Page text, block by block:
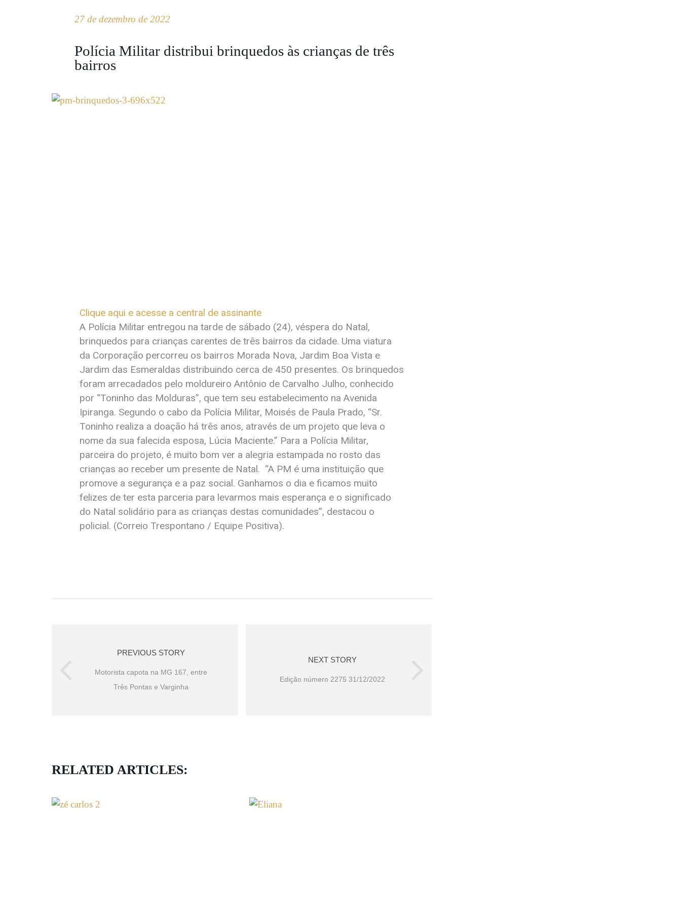
27 de dezembro de 2022
Polícia Militar distribui brinquedos às crianças de três
bairros
Clique aqui e acesse a central de assinante
A Polícia Militar entregou na tarde de sábado (24), véspera do Natal,
brinquedos para crianças carentes de três bairros da cidade. Uma viatura
da Corporação percorreu os bairros Morada Nova, Jardim Boa Vista e
Jardim das Esmeraldas distribuindo cerca de 450 presentes. Os brinquedos
foram arrecadados pelo moldureiro Antônio de Carvalho Julho, conhecido
por “Toninho das Molduras”, que tem seu estabelecimento na Avenida
Ipiranga. Segundo o cabo da Polícia Militar, Moisés de Paula Prado, “Sr.
Toninho realiza a doação há três anos, através de um projeto que leva o
nome da sua falecida esposa, Lúcia Maciente.” Para a Polícia Militar,
parceira do projeto, é muito bom ver a alegria estampada no rosto das
crianças ao receber um presente de Natal. “A PM é uma instituição que
promove a segurança e a paz social. Ganhamos o dia e ficamos muito
felizes de ter esta parceria para levarmos mais esperança e o significado
do Natal solidário para as crianças destas comunidades”, destacou o
policial. (Correio Trespontano / Equipe Positiva).
PREVIOUS STORY
Motorista capota na MG 167, entre
Três Pontas e Varginha
NEXT STORY
Edição número 2275 31/12/2022
RELATED ARTICLES: